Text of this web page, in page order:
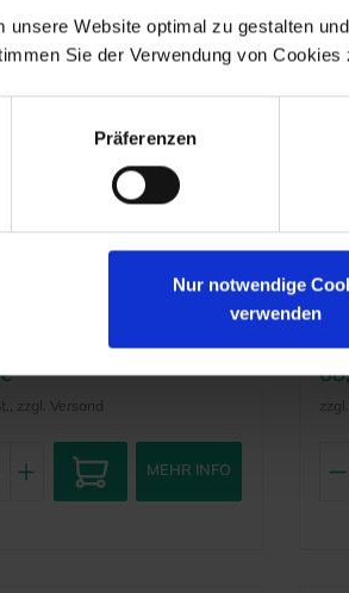
unsere Website optimal zu gestalten
Sie der Verwendung von Cookies
Präferenzen
Nur notwendige
verwenden
MyTip srPE1
für Sirona** Kons-
zzgl. Versand
MEHR INFO